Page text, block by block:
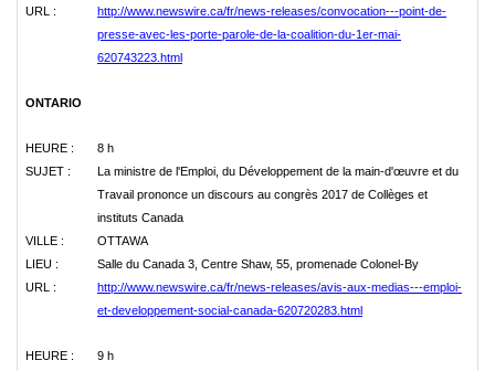
URL :
http://www.newswire.ca/fr/news-releases/convocation---point-de-
presse-avec-les-porte-parole-de-la-coalition-du-1er-mai-
620743223.html
ONTARIO
HEURE :
8 h
SUJET :
La ministre de l'Emploi, du Développement de la main-d'œuvre et du
Travail prononce un discours au congrès 2017 de Collèges et
instituts Canada
VILLE :
OTTAWA
LIEU :
Salle du Canada 3, Centre Shaw, 55, promenade Colonel-By
URL :
http://www.newswire.ca/fr/news-releases/avis-aux-medias---emploi-
et-developpement-social-canada-620720283.html
HEURE :
9 h